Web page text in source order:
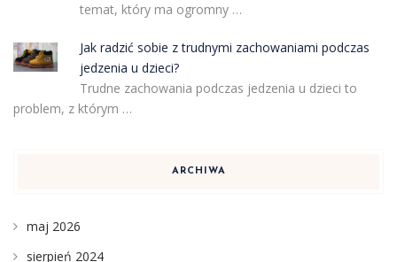
temat, który ma ogromny …
Jak radzić sobie z trudnymi zachowaniami podczas
jedzenia u dzieci?
Trudne zachowania podczas jedzenia u dzieci to
problem, z którym …
ARCHIWA
maj 2026
sierpień 2024